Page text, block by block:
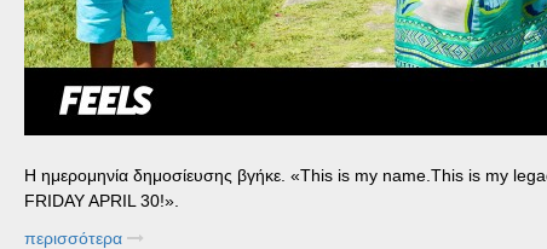
Η ημερομηνία δημοσίευσης βγήκε. «This is my name.This is my
FRIDAY APRIL 30!».
περισσότερα